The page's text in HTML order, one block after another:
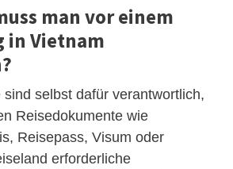
man vor einem
in Vietnam
selbst dafür verantwortlich,
Reisedokumente wie
Reisepass, Visum oder
erforderliche